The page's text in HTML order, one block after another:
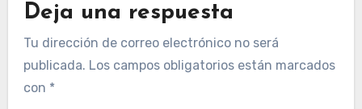
Deja una respuesta
Tu dirección de correo electrónico no será
publicada. Los campos obligatorios están marcados
con *